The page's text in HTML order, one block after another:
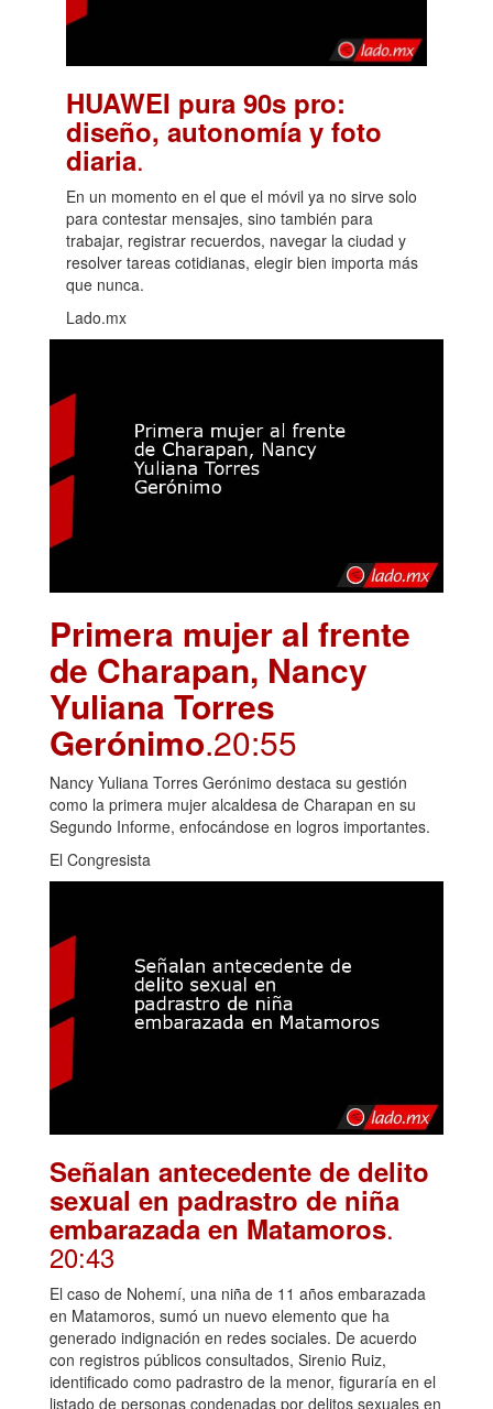
HUAWEI pura 90s pro:
diseño, autonomía y foto
diaria.
En un momento en el que el móvil ya no sirve solo
para contestar mensajes, sino también para
trabajar, registrar recuerdos, navegar la ciudad y
resolver tareas cotidianas, elegir bien importa más
que nunca.
Lado.mx
Primera mujer al frente
de Charapan, Nancy
Yuliana Torres
Gerónimo.20:55
Nancy Yuliana Torres Gerónimo destaca su gestión
como la primera mujer alcaldesa de Charapan en su
Segundo Informe, enfocándose en logros importantes.
El Congresista
Señalan antecedente de delito
sexual en padrastro de niña
embarazada en Matamoros.
20:43
El caso de Nohemí, una niña de 11 años embarazada
en Matamoros, sumó un nuevo elemento que ha
generado indignación en redes sociales. De acuerdo
con registros públicos consultados, Sirenio Ruiz,
identificado como padrastro de la menor, figuraría en el
listado de personas condenadas por delitos sexuales en